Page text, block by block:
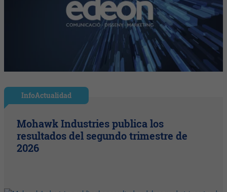
InfoActualidad
Mohawk Industries publica los
resultados del segundo trimestre de
2026